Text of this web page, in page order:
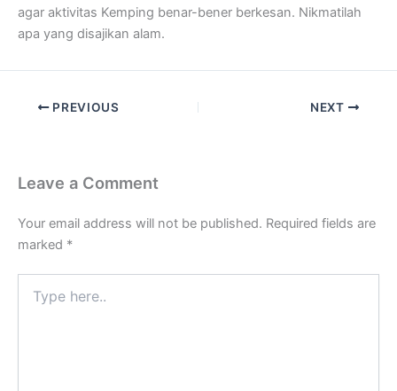
agar aktivitas Kemping benar-bener berkesan. Nikmatilah
apa yang disajikan alam.
PREVIOUS NEXT
Leave a Comment
Your email address will not be published. Required fields are
marked *
here..